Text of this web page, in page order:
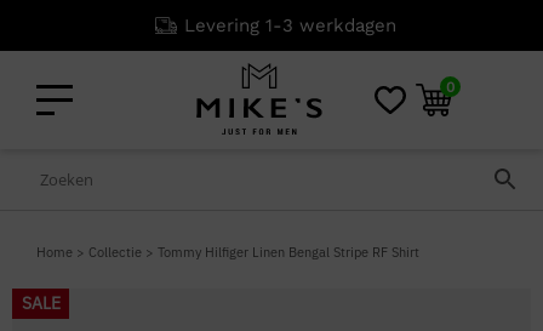
Levering 1-3 werkdagen
0
Home > Collectie > Tommy Hilfiger Linen Bengal Stripe RF Shirt
SALE